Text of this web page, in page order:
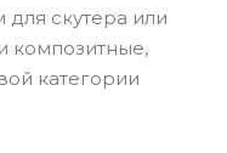
скутера или
композитные,
категории